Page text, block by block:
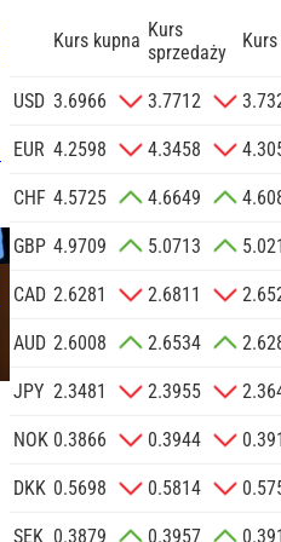
Kurs kupna Kurs
sprzedaży
USD 3.6966 3.7712
EUR 4.2598 4.3458
CHF 4.5725 4.6649
GBP 4.9709 5.0713
CAD 2.6281 2.6811
AUD 2.6008 2.6534
JPY 2.3481 2.3955
NOK 0.3866 0.3944
DKK 0.5698 0.5814
SEK 0.3879 0.3957